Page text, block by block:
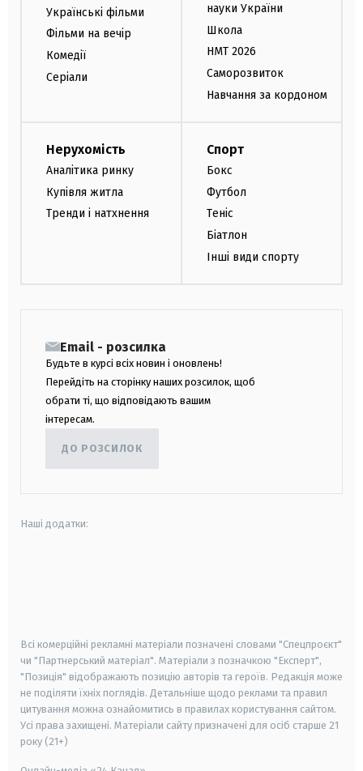
Українські фільми
Фільми на вечір
Комедії
Серіали
науки України
Школа
НМТ 2026
Саморозвиток
Навчання за кордоном
Нерухомість
Аналітика ринку
Купівля житла
Тренди і натхнення
Спорт
Бокс
Футбол
Теніс
Біатлон
Інші види спорту
Email - розсилка
Будьте в курсі всіх новин і оновлень!
Перейдіть на сторінку наших розсилок, щоб
обрати ті, що відповідають вашим
інтересам.
ДО РОЗСИЛОК
Наші додатки:
Всі комерційні рекламні матеріали позначені словами "Спецпроєкт"
чи "Партнерський матеріал". Матеріали з позначкою "Експерт",
"Позиція" відображають позицію авторів та героїв. Редакція може
не поділяти їхніх поглядів. Детальніше щодо реклами та правил
цитування можна ознайомитись в правилах користування сайтом.
Усі права захищені. Матеріали сайту призначені для осіб старше 21
року (21+)